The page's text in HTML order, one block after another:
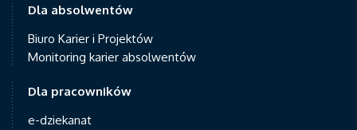
Dla absolwentów
Biuro Karier i Projektów
Monitoring karier absolwentów
Dla pracowników
e-dziekanat